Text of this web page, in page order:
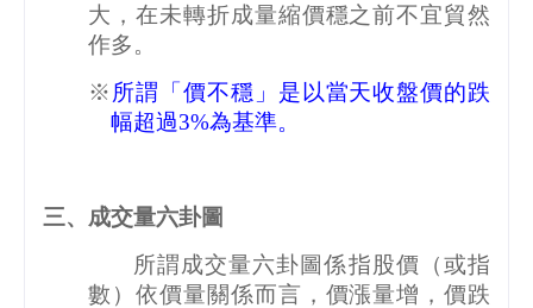
大，在未轉折成量縮價穩之前不宜貿然
作多。
※ 所謂「價不穩」是以當天收盤價的跌
幅超過3%為基準。
三、成交量六卦圖
所謂成交量六卦圖係指股價（或指
數）依價量關係而言，價漲量增，價跌